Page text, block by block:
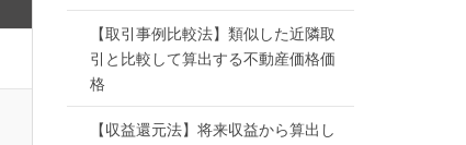
【取引事例比較法】類似した近隣取
引と比較して算出する不動産価格価
格
【収益還元法】将来収益から算出し